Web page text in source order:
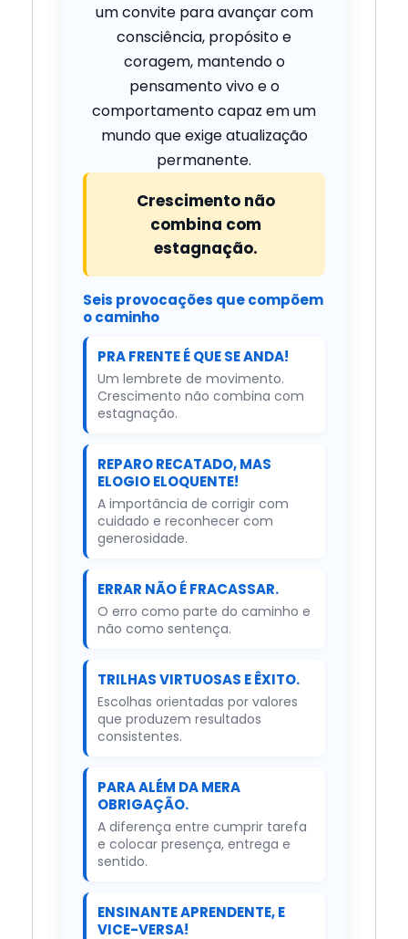
um convite para avançar com
consciência, propósito e
coragem, mantendo o
pensamento vivo e o
comportamento capaz em um
mundo que exige atualização
permanente.
Crescimento não
combina com
estagnação.
Seis provocações que compõem
o caminho
PRA FRENTE É QUE SE ANDA!
Um lembrete de movimento.
Crescimento não combina com
estagnação.
REPARO RECATADO, MAS
ELOGIO ELOQUENTE!
A importância de corrigir com
cuidado e reconhecer com
generosidade.
ERRAR NÃO É FRACASSAR.
O erro como parte do caminho e
não como sentença.
TRILHAS VIRTUOSAS E ÊXITO.
Escolhas orientadas por valores
que produzem resultados
consistentes.
PARA ALÉM DA MERA
OBRIGAÇÃO.
A diferença entre cumprir tarefa
e colocar presença, entrega e
sentido.
ENSINANTE APRENDENTE, E
VICE-VERSA!